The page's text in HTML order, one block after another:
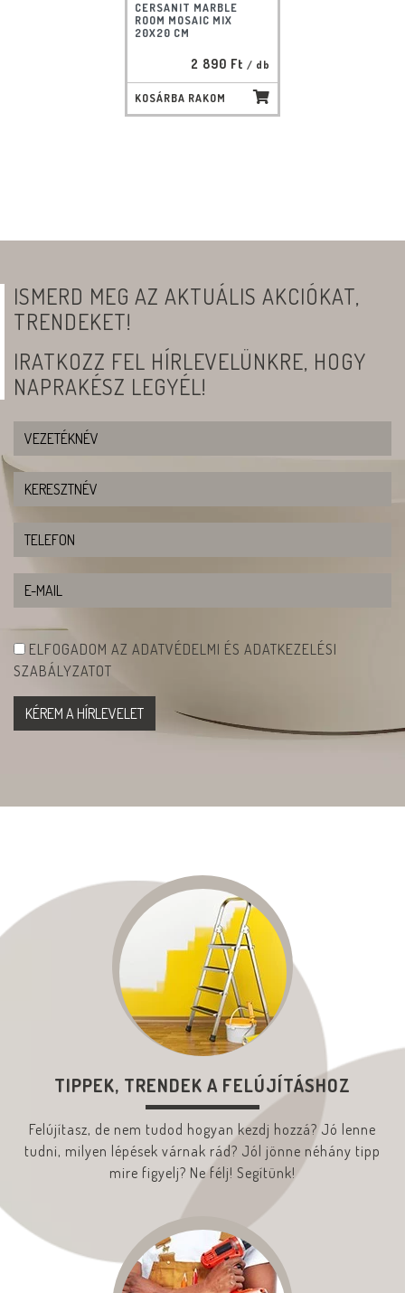
CERSANIT MARBLE
ROOM MOSAIC MIX
20X20 CM
2 890 Ft / db
KOSÁRBA RAKOM
ISMERD MEG AZ AKTUÁLIS AKCIÓKAT,
TRENDEKET!
IRATKOZZ FEL HÍRLEVELÜNKRE, HOGY
NAPRAKÉSZ LEGYÉL!
ELFOGADOM AZ ADATVÉDELMI ÉS ADATKEZELÉSI
SZABÁLYZATOT
TIPPEK, TRENDEK A FELÚJÍTÁSHOZ
Felújítasz, de nem tudod hogyan kezdj hozzá? Jó lenne
tudni, milyen lépések várnak rád? Jól jönne néhány tipp
mire figyelj? Ne félj! Segítünk!